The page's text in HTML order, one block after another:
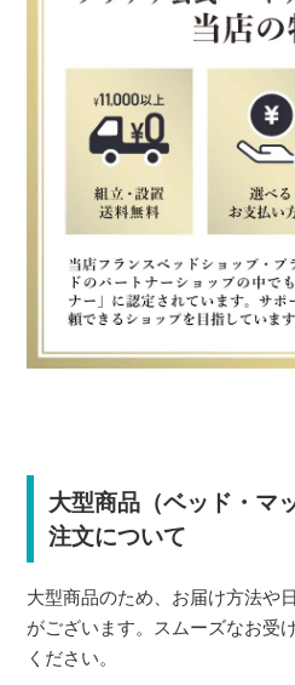
大型商品（ベッド・マ
注文について
大型商品のため、お届け方法や
がございます。スムーズなお受
ください。